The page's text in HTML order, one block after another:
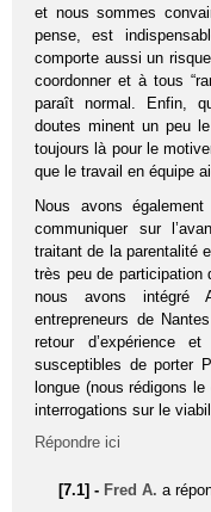
et nous sommes
pense, est
comporte aussi un
coordonner et à tous
paraît normal. Enfin,
doutes minent un peu
toujours là pour le
que le travail en équipe
Nous avons
communiquer sur
traitant de la parentalité
très peu de
nous avons intégré
entrepreneurs de
retour d’expérience
susceptibles de porter
longue (nous rédigons
interrogations sur le
Répondre ici
[7.1] - Fred A. a